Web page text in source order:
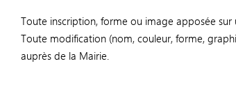
Toute inscription, forme ou image apposée
Toute modification (nom, couleur, forme,
auprès de la Mairie.